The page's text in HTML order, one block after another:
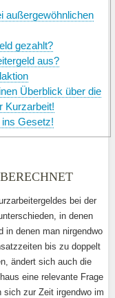
außergewöhnlichen
gezahlt?
aus?
Überblick über die
Kurzarbeit!
Gesetz!
bei der
in denen
in denen man nirgendwo
bis zu doppelt
ändert sich auch die
eine relevante Frage
sich zur Zeit irgendwo im